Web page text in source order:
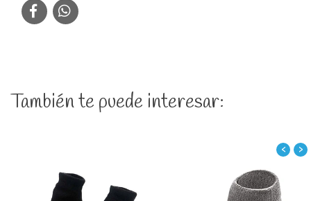
También te puede interesar:
‹ ›